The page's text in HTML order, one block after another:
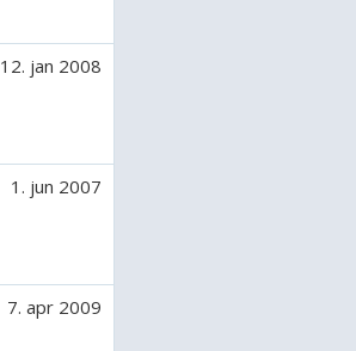
12. jan 2008
1. jun 2007
7. apr 2009